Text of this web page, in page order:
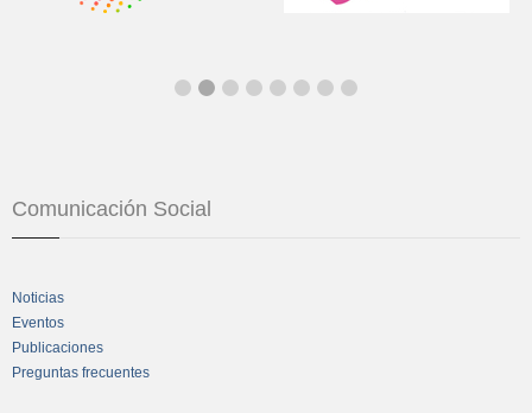
Comunicación Social
Noticias
Eventos
Publicaciones
Preguntas frecuentes